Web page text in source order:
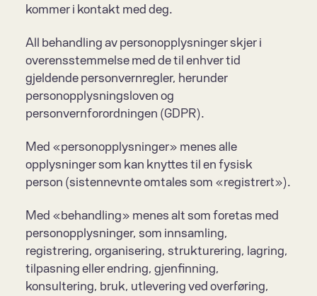
kommer i kontakt med deg.
All behandling av personopplysninger skjer i
overensstemmelse med de til enhver tid
gjeldende personvernregler, herunder
personopplysningsloven og
personvernforordningen (GDPR).
Med «personopplysninger» menes alle
opplysninger som kan knyttes til en fysisk
person (sistennevnte omtales som «registrert»).
Med «behandling» menes alt som foretas med
personopplysninger, som innsamling,
registrering, organisering, strukturering, lagring,
tilpasning eller endring, gjenfinning,
konsultering, bruk, utlevering ved overføring,